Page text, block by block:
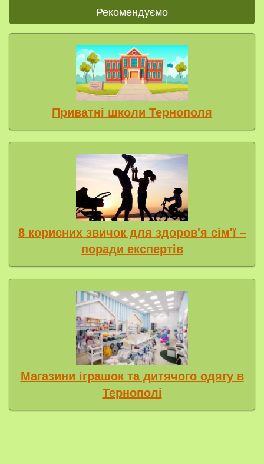
Рекомендуємо
Приватні школи Тернополя
8 корисних звичок для здоров'я сім'ї –
поради експертів
Магазини іграшок та дитячого одягу в
Тернополі